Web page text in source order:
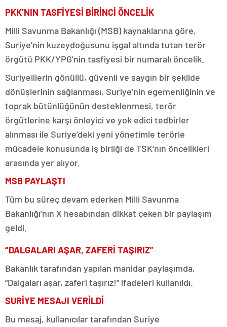
PKK’NIN TASFİYESİ BİRİNCİ ÖNCELİK
Milli Savunma Bakanlığı (MSB) kaynaklarına göre,
Suriye’nin kuzeydoğusunu işgal altında tutan terör
örgütü PKK/YPG’nin tasfiyesi bir numaralı öncelik.
Suriyelilerin gönüllü, güvenli ve saygın bir şekilde
dönüşlerinin sağlanması, Suriye’nin egemenliğinin ve
toprak bütünlüğünün desteklenmesi, terör
örgütlerine karşı önleyici ve yok edici tedbirler
alınması ile Suriye’deki yeni yönetimle terörle
mücadele konusunda iş birliği de TSK’nın öncelikleri
arasında yer alıyor.
MSB PAYLAŞTI
Tüm bu süreç devam ederken Milli Savunma
Bakanlığı’nın X hesabından dikkat çeken bir paylaşım
geldi.
“DALGALARI AŞAR, ZAFERİ TAŞIRIZ”
Bakanlık tarafından yapılan manidar paylaşımda,
“Dalgaları aşar, zaferi taşırız!” ifadeleri kullanıldı.
SURİYE MESAJI VERİLDİ
Bu mesaj, kullanıcılar tarafından Suriye